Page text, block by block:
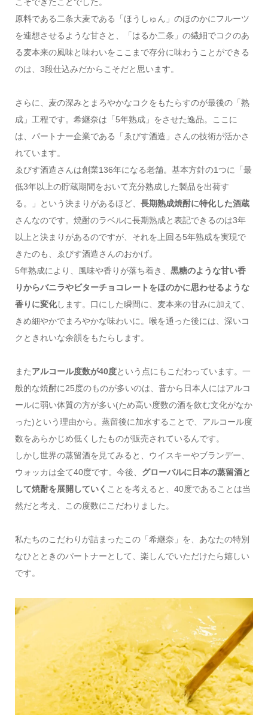
原料である二条大麦である「ほうしゅん」のほのかにフルーツ
を連想させるような甘さと、「はるか二条」の繊細でコクのあ
る麦本来の風味と味わいをここまで存分に味わうことができる
のは、3段仕込みだからこそだと思います。
さらに、麦の深みとまろやかなコクをもたらすのが最後の「熟
成」工程です。希継奈は「5年熟成」をさせた逸品。ここに
は、パートナー企業である「ゑびす酒造」さんの技術が活かさ
れています。
ゑびす酒造さんは創業136年になる老舗。基本方針の1つに「最
低3年以上の貯蔵期間をおいて充分熟成した製品を出荷す
る。」という決まりがあるほど、 長期熟成焼酎に特化した酒蔵
さんなのです。焼酎のラベルに長期熟成と表記できるのは3年
以上と決まりがあるのですが、それを上回る5年熟成を実現で
きたのも、ゑびす酒造さんのおかげ。
5年熟成により、風味や香りが落ち着き、 黒糖のような甘い香
りからバニラやビターチョコレートをほのかに思わせるような
香りに変化します。口にした瞬間に、麦本来の甘みに加えて、
きめ細やかでまろやかな味わいに。喉を通った後には、深いコ
クときれいな余韻をもたらします。
またアルコール度数が40度という点にもこだわっています。一
般的な焼酎に25度のものが多いのは、昔から日本人にはアルコ
ールに弱い体質の方が多い(ため高い度数の酒を飲む文化がなか
った)という理由から。蒸留後に加水することで、アルコール度
数をあらかじめ低くしたものが販売されているんです。
しかし世界の蒸留酒を見てみると、ウイスキーやブランデー、
ウォッカは全て40度です。今後、 グローバルに日本の蒸留酒と
して焼酎を展開していく ことを考えると、40度であることは当
然だと考え、この度数にこだわりました。
私たちのこだわりが詰まったこの「希継奈」を、あなたの特別
なひとときのパートナーとして、楽しんでいただけたら嬉しい
です。